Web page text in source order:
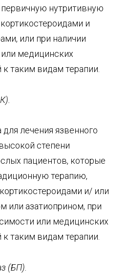
нутритивную
и
или при наличии
медицинских
таким видам терапии.
лечения язвенного
степени
пациентов, которые
терапию,
и/ или
или азатиоприном, при
или медицинских
таким видам терапии.
(БП).